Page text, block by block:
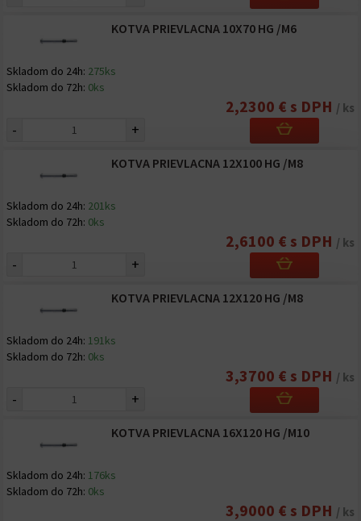
KOTVA PRIEVLACNA 10X70 HG /M6
Skladom do 24h: 275ks
Skladom do 72h: 0ks
2,2300 € s DPH / ks
- +
KOTVA PRIEVLACNA 12X100 HG /M8
Skladom do 24h: 201ks
Skladom do 72h: 0ks
2,6100 € s DPH / ks
- +
KOTVA PRIEVLACNA 12X120 HG /M8
Skladom do 24h: 191ks
Skladom do 72h: 0ks
3,3700 € s DPH / ks
- +
KOTVA PRIEVLACNA 16X120 HG /M10
Skladom do 24h: 176ks
Skladom do 72h: 0ks
3,9000 € s DPH / ks